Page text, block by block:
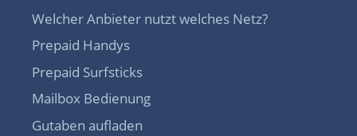
Welcher Anbieter nutzt welches Netz?
Prepaid Handys
Prepaid Surfsticks
Mailbox Bedienung
Gutaben aufladen